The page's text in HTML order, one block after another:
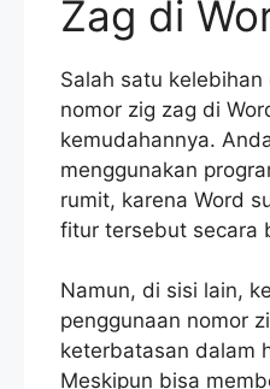
Zag di
Salah satu
nomor zig zag di
kemudahannya.
menggunakan
rumit, karena Word
fitur tersebut secara
Namun, di sisi lain,
penggunaan nomor
keterbatasan dalam
Meskipun bisa